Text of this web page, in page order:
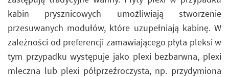
kabin prysznicowych umożliwiają stworzenie
przesuwanych modułów, które uzupełniają kabinę. W
zależności od preferencji zamawiającego płyta pleksi w
tym przypadku występuje jako plexi bezbarwna, plexi
mleczna lub plexi półprzeźroczysta, np. przydymiona